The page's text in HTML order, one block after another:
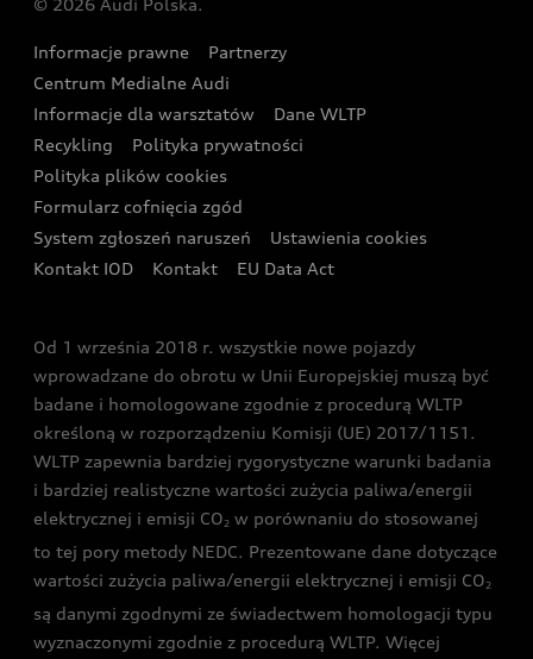
Wyszukaj najbliższego Partnera Audi
Oferta dla przedsiębiorców
Oferta dla klientów prywatnych
Kalkulator rat
Ubezpieczenie
Audi exclusive
Zasięg
Gwarancja
Akcje serwisowe Audi
Katalog online akcesoriów
Audi i Muzeum Sztuki Nowoczesnej w Warszawie
Audi driving experience
Audi quattro Cup
Audi i Puchar Świata w Skokach Narciarskich w
Zakopanem
© 2026 Audi Polska.
Informacje prawne
Partnerzy
Centrum Medialne Audi
Informacje dla warsztatów
Dane WLTP
Recykling
Polityka prywatności
Polityka plików cookies
Formularz cofnięcia zgód
System zgłoszeń naruszeń
Ustawienia cookies
Kontakt IOD
Kontakt EU Data Act
Od 1 września 2018 r. wszystkie nowe pojazdy
wprowadzane do obrotu w Unii Europejskiej muszą być
badane i homologowane zgodnie z procedurą WLTP
określoną w rozporządzeniu Komisji (UE) 2017/1151.
WLTP zapewnia bardziej rygorystyczne warunki badania
i bardziej realistyczne wartości zużycia paliwa/energii
elektrycznej i emisji CO2 w porównaniu do stosowanej
to tej pory metody NEDC. Prezentowane dane dotyczące
wartości zużycia paliwa/energii elektrycznej i emisji CO2
są danymi zgodnymi ze świadectwem homologacji typu
wyznaczonymi zgodnie z procedurą WLTP. Więcej